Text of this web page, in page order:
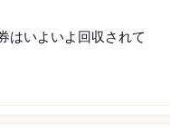
はいよいよ回収されて